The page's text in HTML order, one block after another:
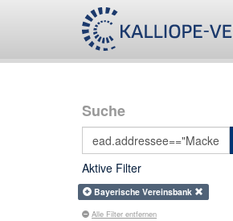
Suche
Aktive Filter
Bayerische Vereinsbank
Alle Filter entfernen